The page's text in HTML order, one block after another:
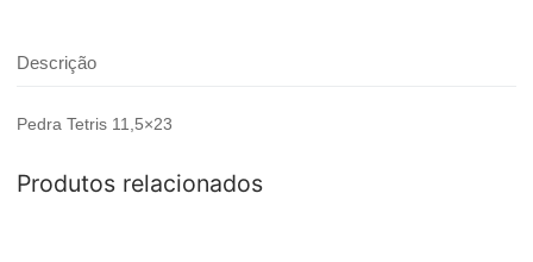
Descrição
Pedra Tetris 11,5×23
Produtos relacionados